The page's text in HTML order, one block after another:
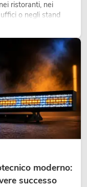
ristoranti, nei
o negli stand
ormai parte
moderno:
successo